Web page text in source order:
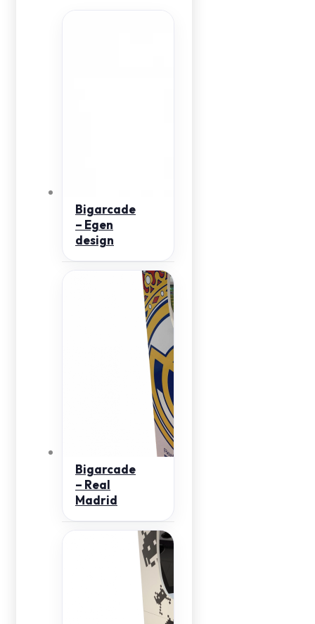
Bigarcade
– Egen
design
Bigarcade
– Real
Madrid